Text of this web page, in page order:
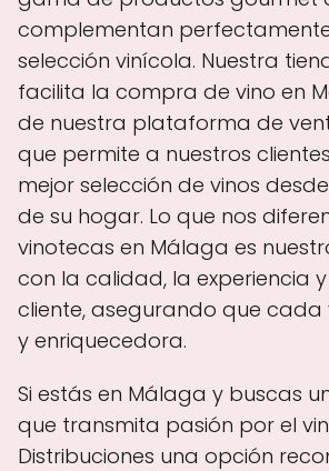
complementan
selección vinícola. Nuestra
facilita la compra de vino en
de nuestra plataforma de
que permite a nuestros
mejor selección de vinos
de su hogar. Lo que nos
vinotecas en Málaga es
con la calidad, la experiencia
cliente, asegurando que cada
y enriquecedora.
Si estás en Málaga y buscas
que transmita pasión por el
Distribuciones una opción